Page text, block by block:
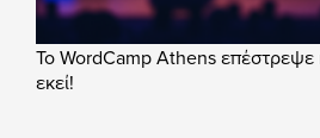
Το WordCamp Athens επέστρεψε
εκεί!